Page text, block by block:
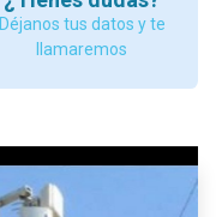
Déjanos tus datos y te
llamaremos